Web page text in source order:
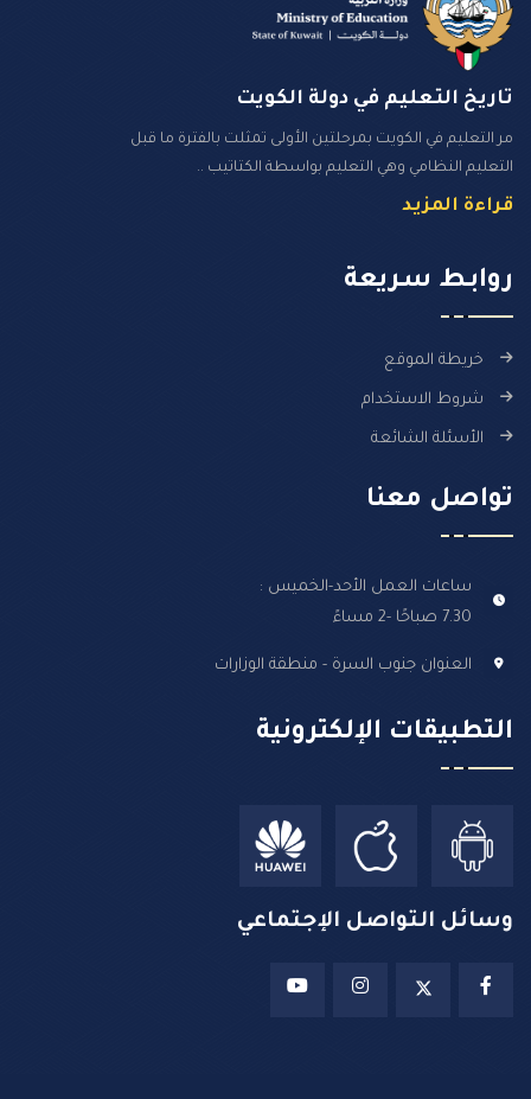
تاريخ التعليم في دولة الكويت
مر التعليم في الكويت بمرحلتين الأولى تمثلت بالفترة ما قبل
التعليم النظامي وهي التعليم بواسطة الكتاتيب ..
قراءة المزيد
روابـط سـريعة
خريطة الموقع
شروط الاستخدام
الأسئلة الشائعة
تواصل معنا
ساعات العمل الأحد-الخميس :
7.30 صباحًا -2 مساءً
العنوان جنوب السرة - منطقة الوزارات
التطبيقات الإلكترونية
وسائل التواصل الإجتماعي